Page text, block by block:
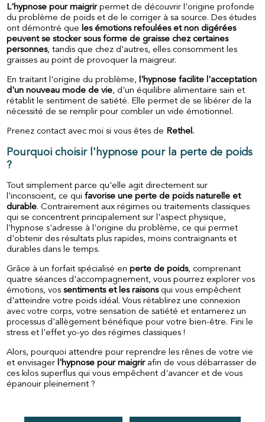
L'hypnose pour maigrirpermet de découvrir l'origine profonde
du problème de poids et de le corriger à sa source. Des études
ont démontré queles émotions refoulées et non digérées
peuvent se stocker sous forme de graisse chez certaines
personnes, tandis que chez d'autres, elles consomment les
graisses au point de provoquer la maigreur.
En traitant l'origine du problème, l'hypnose facilite l'acceptation
d'un nouveau mode de vie, d'un équilibre alimentaire sain et
rétablit le sentiment de satiété. Elle permet de se libérer de la
nécessité de se remplir pour combler un vide émotionnel.
Prenez contact avec moi si vous êtes de Rethel.
Pourquoi choisir l'hypnose pour la perte de poids
?
Tout simplement parce qu'elle agit directement sur
l'inconscient, ce quifavorise une perte de poids naturelle et
durable. Contrairement aux régimes ou traitements classiques
qui se concentrent principalement sur l'aspect physique,
l'hypnose s'adresse à l'origine du problème, ce qui permet
d'obtenir des résultats plus rapides, moins contraignants et
durables dans le temps.
Grâce à un forfait spécialisé enperte de poids, comprenant
quatre séances d'accompagnement, vous pourrez explorer vos
émotions, vos sentiments et les raisonsqui vous empêchent
d'atteindre votre poids idéal. Vous rétablirez une connexion
avec votre corps, votre sensation de satiété et entamerez un
processus d'allègement bénéfique pour votre bien-être. Fini le
stress et l'effet yo-yo des régimes classiques !
Alors, pourquoi attendre pour reprendre les rênes de votre vie
et envisagerl'hypnose pour maigrirafin de vous débarrasser de
ces kilos superflus qui vous empêchent d'avancer et de vous
épanouir pleinement ?